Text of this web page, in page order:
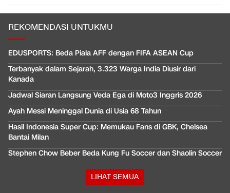
REKOMENDASI UNTUKMU
EDUSPORTS: Beda Piala AFF dengan FIFA ASEAN Cup
Terbanyak dalam Sejarah, 3.323 Warga India Diusir dari
Kanada
Jadwal Siaran Langsung Veda Ega di Moto3 Inggris 2026
Ayah Messi Meninggal Dunia di Usia 68 Tahun
Hasil Indonesia Super Cup: Memukau Fans di GBK, Chelsea
Bantai Milan
Stephen Chow Beber Beda Kung Fu Soccer dan Shaolin Soccer
LIHAT SEMUA